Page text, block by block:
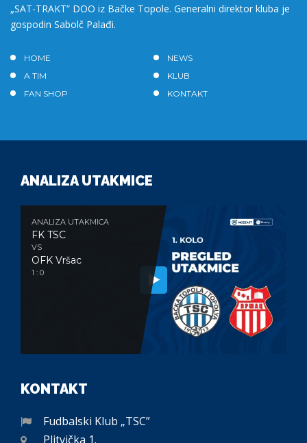
„SAT-TRAKT” DOO iz Bačke Topole. Generalni direktor kluba je
gospodin Sabolč Palađi.
HOME
NEWS
A TIM
KLUB
FAN SHOP
KONTAKT
ANALIZA UTAKMICE
ANALIZA UTAKMICA
FK TSC
VS
OFK Vršac
1 : 0
KONTAKT
Fudbalski Klub „TSC”
Plitvička 1.